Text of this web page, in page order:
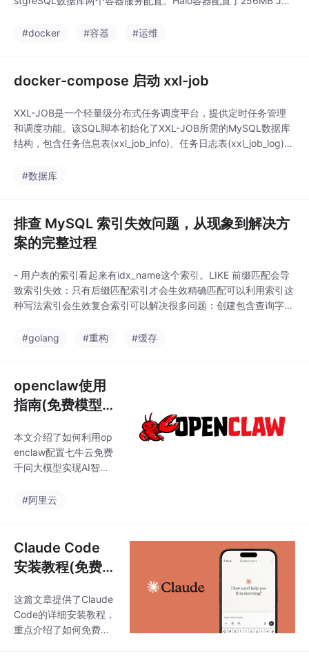
LI环境 设置自定义JSO
y） 配置模型列表（De
QL容器配置了用户认证、数据卷挂载和健康检查。两者通过自定
#docker #容器 #运维
docker-compose 启动 xxl-job
XXL-JOB是一个轻量级分布式任务调度平台，提供定时任务管理
和调度功能。该SQL脚本初始化了XXL-JOB所需的MySQL数据库
结构，包含任务信息表(xxl_job_info)、任务日志表(xxl_job_log)、
号(admin/123456)和调度锁。平台支持分布式集群环境下的任务
#数据库
排查 MySQL 索引失效问题，从现象到解决方
案的完整过程
- 用户表的索引看起来有idx_name这个索引。LIKE 前缀匹配会导
致索引失效：只有后缀匹配索引才会生效精确匹配可以利用索引这
种写法索引会生效复合索引可以解决很多问题：创建包含查询字段
可以考虑全文索引最后想说的是，索引不是越多越好。每个索引都
#golang #重构 #缓存
openclaw使用
指南(免费模型,
应快,无qps限
制,无限使用!!)
本文介绍了如何利用op
enclaw配置七牛云免费
千问大模型实现AI智能
领取免费token，选择
件实现微信远程控制；
3）设置文件夹权限让AI
可操作指定目录；4）
据、爬取新闻/壁纸、创
作小说/PPT等文件操作
功能，实现智能化的自
#阿里云
Claude Code
安装教程(免费使
4-pro模型)
这篇文章提供了Claude
Code的详细安装教程，
重点介绍了如何免费使